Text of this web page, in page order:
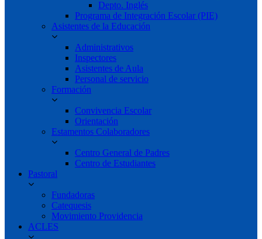
Depto. Inglés
Programa de Integración Escolar (PIE)
Asistentes de la Educación
Administrativos
Inspectores
Asistentes de Aula
Personal de servicio
Formación
Convivencia Escolar
Orientación
Estamentos Colaboradores
Centro General de Padres
Centro de Estudiantes
Pastoral
Fundadoras
Catequesis
Movimiento Providencia
ACLES